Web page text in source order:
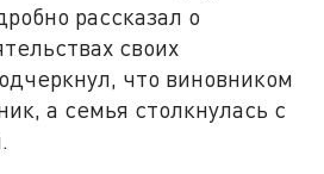
рассказал о
своих
что виновником
а семья столкнулась с